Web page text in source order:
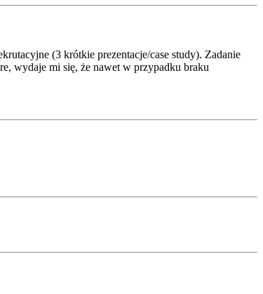
(3 krótkie prezentacje/case study). Zadanie
wydaje mi się, że nawet w przypadku braku